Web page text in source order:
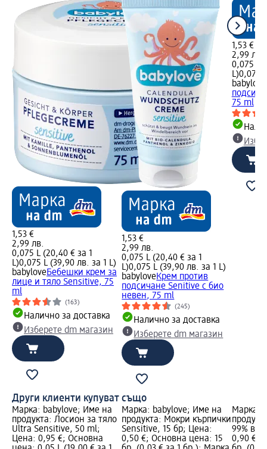
1,53 €
2,99 лв.
0,075 L (20,40 € за 1
L)0,075 L (39,90 лв. за 1 L)
babyloveБебешки крем за
лице и тяло Sensitive, 75
ml
(163)
Налично за доставка
Изберете dm магазин
1,53 €
2,99 лв.
0,075 L (20,40 € за 1
L)0,075 L (39,90 лв. за 1 L)
babyloveКрем против
подсичане Senitive с био
невен, 75 ml
(245)
Налично за доставка
Изберете dm магазин
1,53 €
2,99 лв.
0,075 L
L)0,075
babylove
75 ml
Други клиенти купуват също
Марка: babylove; Име на
продукта: Лосион за тяло
Ultra Sensitive, 50 ml;
Цена: 0,95 €; Основна
Марка: babylove; Име на
продукта: Мокри кърпички
Sensitive, 15 бр; Цена:
0,50 €; Основна цена: 15
Марка:
99%
0,90 €;